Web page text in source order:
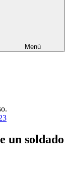
Menú
un soldado